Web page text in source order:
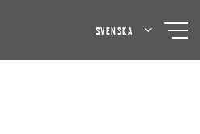
SVENSKA